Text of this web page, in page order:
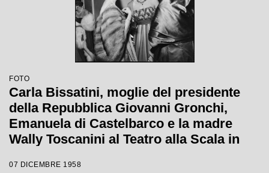
FOTO
Carla Bissatini, moglie del presidente
della Repubblica Giovanni Gronchi,
Emanuela di Castelbarco e la madre
Wally Toscanini al Teatro alla Scala in
07 DICEMBRE 1958